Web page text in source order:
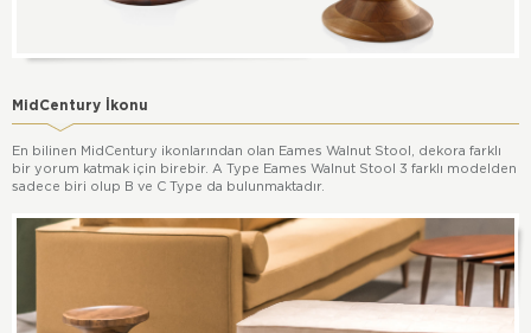
MidCentury İkonu
En bilinen MidCentury ikonlarından olan Eames Walnut Stool, dekora farklı
bir yorum katmak için birebir. A Type Eames Walnut Stool 3 farklı modelden
sadece biri olup B ve C Type da bulunmaktadır.